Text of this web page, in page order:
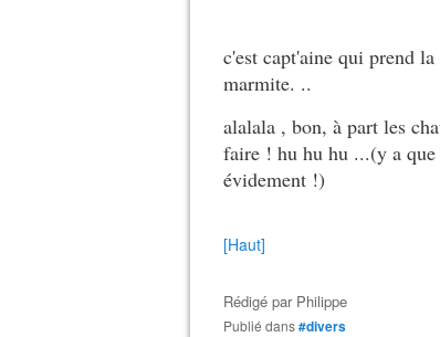
c'est capt'aine qui prend
marmite. ..
alalala , bon, à part les
faire ! hu hu hu ...(y a que
évidement !)
[Haut]
Rédigé par Philippe
Publié dans#divers